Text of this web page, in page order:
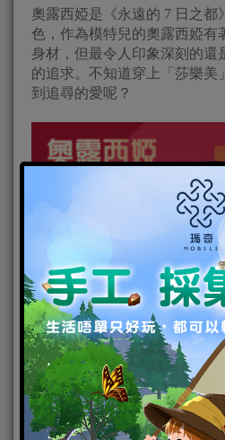
奧露西婭是《永遠的 7 日之都
色，作為模特兒的奧露西婭有
身材，但最令人印象深刻的還
的追求。不知道穿上「莎樂美
到追尋的愛呢？